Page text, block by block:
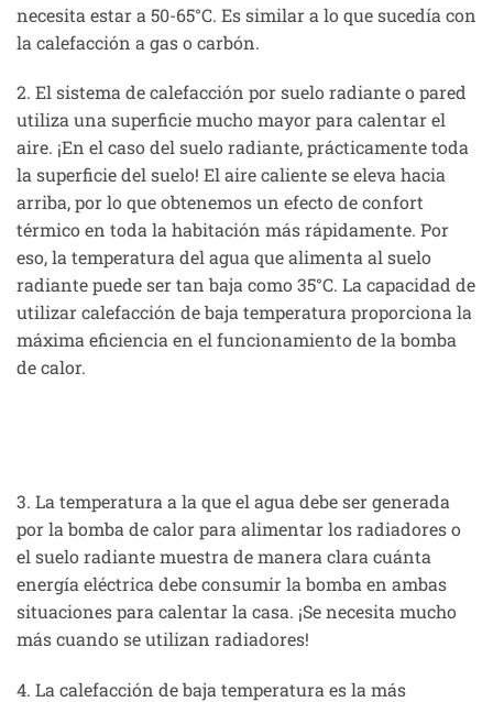
necesita estar a 50-65°C. Es similar a lo que sucedía con
la calefacción a gas o carbón.
2. El sistema de calefacción por suelo radiante o pared
utiliza una superficie mucho mayor para calentar el
aire. ¡En el caso del suelo radiante, prácticamente toda
la superficie del suelo! El aire caliente se eleva hacia
arriba, por lo que obtenemos un efecto de confort
térmico en toda la habitación más rápidamente. Por
eso, la temperatura del agua que alimenta al suelo
radiante puede ser tan baja como 35°C. La capacidad de
utilizar calefacción de baja temperatura proporciona la
máxima eficiencia en el funcionamiento de la bomba
de calor.
3. La temperatura a la que el agua debe ser generada
por la bomba de calor para alimentar los radiadores o
el suelo radiante muestra de manera clara cuánta
energía eléctrica debe consumir la bomba en ambas
situaciones para calentar la casa. ¡Se necesita mucho
más cuando se utilizan radiadores!
4. La calefacción de baja temperatura es la más